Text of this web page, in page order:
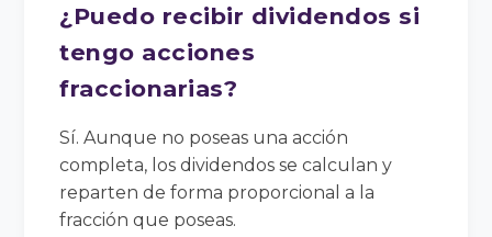
¿Puedo recibir dividendos si
tengo acciones
fraccionarias?
Sí. Aunque no poseas una acción
completa, los dividendos se calculan y
reparten de forma proporcional a la
fracción que poseas.